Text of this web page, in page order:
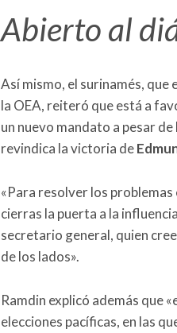
Abierto al
Así mismo, el surinamés, que
la OEA, reiteró que está a
un nuevo mandato a pesar de
revindica la victoria de
«Para resolver los
cierras la puerta a la
secretario general, quien
de los lados».
Ramdin explicó además que
elecciones pacíficas, en las